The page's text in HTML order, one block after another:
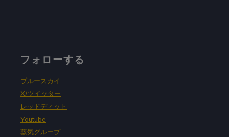
フォローする
ブルースカイ
X/ツイッター
レッドディット
Youtube
蒸気グループ